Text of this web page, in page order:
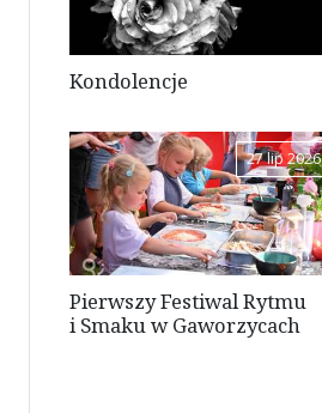
Kondolencje
27 lip 2026
Pierwszy Festiwal Rytmu
i Smaku w Gaworzycach